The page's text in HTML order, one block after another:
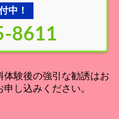
中！
8611
験後の強引な勧誘はお
し込みください。